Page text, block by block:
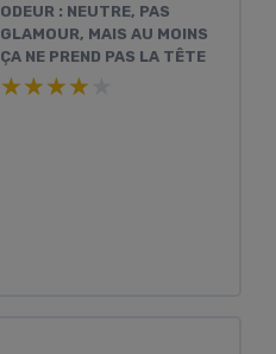
ODEUR : NEUTRE, PAS
GLAMOUR, MAIS AU MOINS
ÇA NE PREND PAS LA TÊTE
★★★★★
★★★★★